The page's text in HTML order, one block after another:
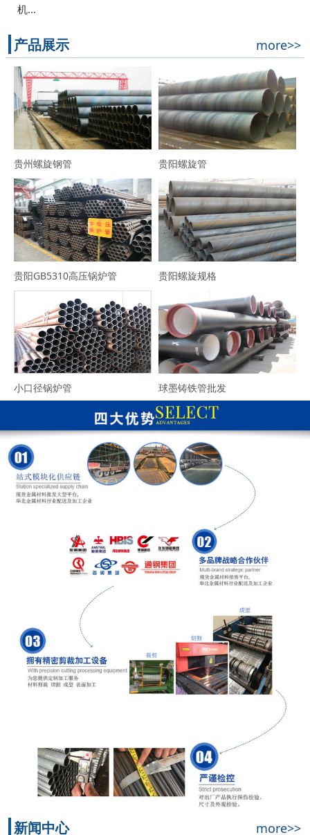
机…
产品展示 more>>
贵州螺旋钢管 贵阳螺旋管
贵阳GB5310高压锅炉管 贵阳螺旋规格
小口径锅炉管 球墨铸铁管批发
新闻中心 more>>